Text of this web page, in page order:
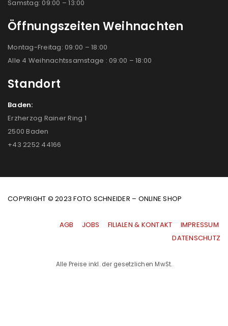
Samstag: 09:00 – 13:00
Öffnungszeiten Weihnachten
Montag-Freitag: 09:00 – 18:00
Alle 4 Weihnachtssamstage : 09:00 – 18:00
Standort
Baden:
Erzherzog Rainer Ring 1
2500 Baden
+43 2252 44166
COPYRIGHT © 2023 FOTO SCHNEIDER – ONLINE SHOP
AGB JOBS FILIALEN & KONTAKT
IMPRESSUM
|DATENSCHUTZ
Alle Preise inkl. der gesetzlichen MwSt.